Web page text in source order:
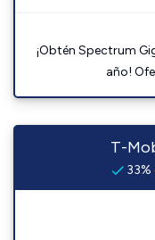
¡Obtén Spectrum
año!
T-